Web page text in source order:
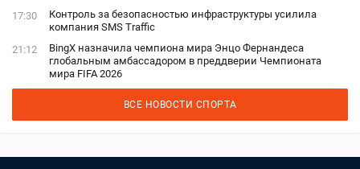
17:30
Контроль за безопасностью инфраструктуры усилила
компания SMS Traffic
21:12
BingX назначила чемпиона мира Энцо Фернандеса
глобальным амбассадором в преддверии Чемпионата
мира FIFA 2026
ВСЕ НОВОСТИ СПОРТА